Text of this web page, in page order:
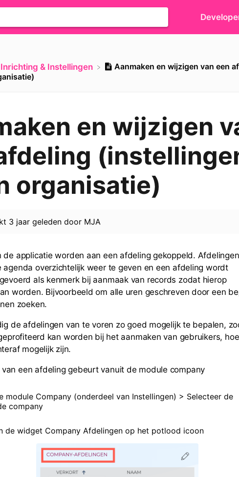
​Inrichting & Instellingen
Aanmaken en wijzigen van een
en wijzigen
organisatie)
3 jaar geleden door MJA
de applicatie worden aan een afdeling gekoppeld.
agenda overzichtelijk weer te geven en een afdeling wordt
als kenmerk bij aanmaak van records zodat hierop
worden. Bijvoorbeeld om alle uren geschreven door een
zoeken.
de afdelingen van te voren zo goed mogelijk te bepalen,
kan worden bij het aanmaken van gebruikers,
mogelijk zijn.
een afdeling gebeurt vanuit de module company
module Company (onderdeel van Instellingen) > Selecteer de
company
de widget Company Afdelingen op het potlood icoon